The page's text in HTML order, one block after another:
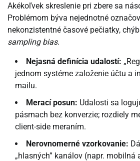
Akékoľvek skreslenie pri zbere sa
Problémom býva nejednotné
nekonzistentné časové pečiatky,
sampling bias.
Nejasná definícia udalostí:
jednom systéme založenie účtu a
mailu.
Merací posun: Udalosti sa
pásmach bez konverzie; rozdiely
client-side meraním.
Nerovnomerné vzorkovanie:
„hlasných” kanálov (napr. mobilná